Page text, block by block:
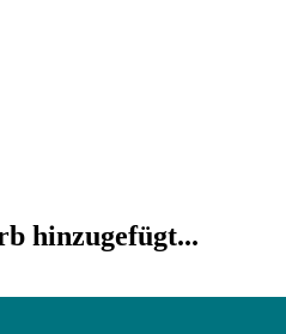
hinzugefügt...